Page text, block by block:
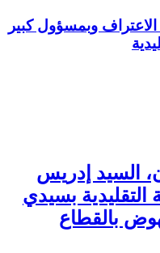
وبمسؤول كبير
السيد إدريس
بسيدي
بالقطاع